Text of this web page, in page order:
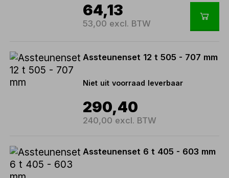
64,13
53,00 excl. BTW
Assteunenset 12 t 505 - 707 mm
Niet uit voorraad leverbaar
290,40
240,00 excl. BTW
Assteunenset 6 t 405 - 603 mm